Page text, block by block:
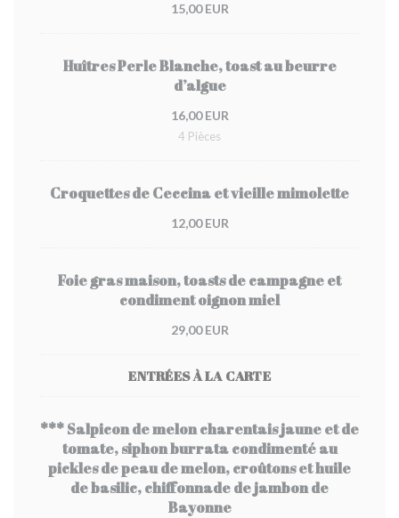
15,00 EUR
Huîtres Perle Blanche, toast au beurre
d’algue
16,00 EUR
4 Pièces
Croquettes de Ceccina et vieille mimolette
12,00 EUR
Foie gras maison, toasts de campagne et
condiment oignon miel
29,00 EUR
ENTRÉES À LA CARTE
*** Salpicon de melon charentais jaune et de
tomate, siphon burrata condimenté au
pickles de peau de melon, croûtons et huile
de basilic, chiffonnade de jambon de
Bayonne